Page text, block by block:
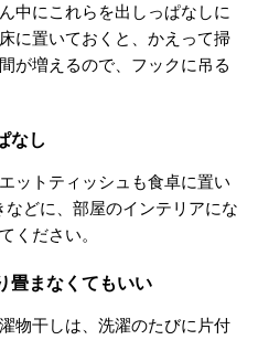
中にこれらを出しっぱなしに
に置いておくと、かえって掃
が増えるので、フックに吊る
なし
ットティッシュも食卓に置い
どに、部屋のインテリアにな
ください。
畳まなくてもいい
物干しは、洗濯のたびに片付